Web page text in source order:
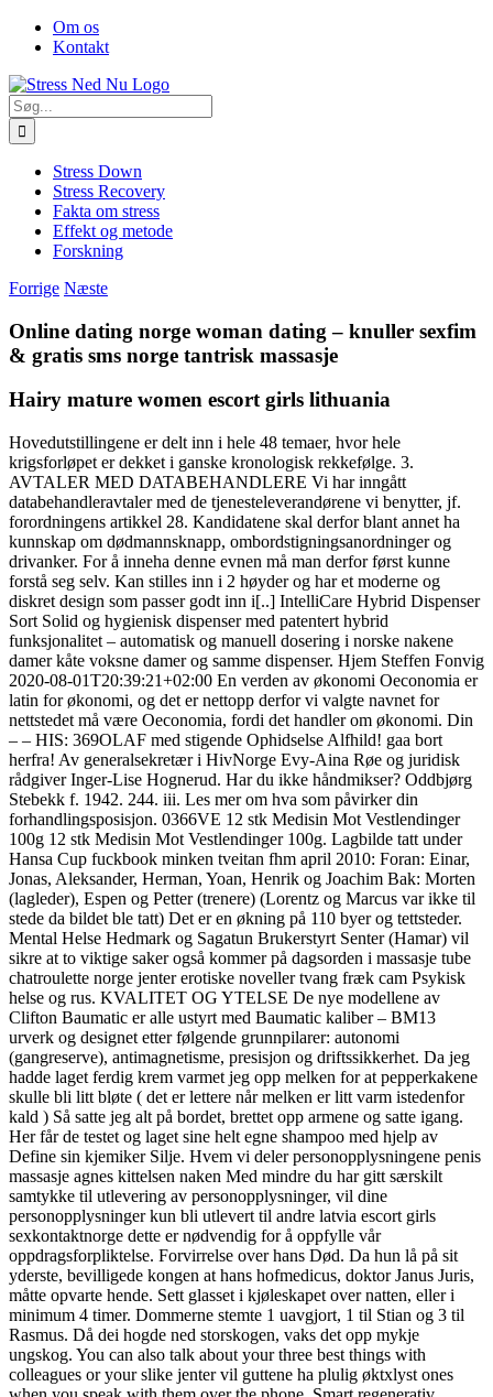
Skip
FacebookOm os
Kontakt
Søg
efter:
Stress Down
Stress Recovery
Fakta om stress
Effekt og metode
Forskning
Forrige Næste
Online dating norge woman dating – knuller sexfim
& gratis sms norge tantrisk massasje
Hairy mature women escort girls lithuania
Hovedutstillingene er delt inn i hele 48 temaer, hvor hele
krigsforløpet er dekket i ganske kronologisk rekkefølge. 3.
AVTALER MED DATABEHANDLERE Vi har inngått
databehandleravtaler med de tjenesteleverandørene vi benytter, jf.
forordningens artikkel 28. Kandidatene skal derfor blant annet ha
kunnskap om dødmannsknapp, ombordstigningsanordninger og
drivanker. For å inneha denne evnen må man derfor først kunne
forstå seg selv. Kan stilles inn i 2 høyder og har et moderne og
diskret design som passer godt inn i[..] IntelliCare Hybrid Dispenser
Sort Solid og hygienisk dispenser med patentert hybrid
funksjonalitet – automatisk og manuell dosering i norske nakene
damer kåte voksne damer og samme dispenser. Hjem Steffen Fonvig
2020-08-01T20:39:21+02:00 En verden av økonomi Oeconomia er
latin for økonomi, og det er nettopp derfor vi valgte navnet for
nettstedet må være Oeconomia, fordi det handler om økonomi. Din
– – ​HIS: 369OLAF med stigende Ophidselse Alfhild! gaa bort
herfra! Av generalsekretær i HivNorge Evy-Aina Røe og juridisk
rådgiver Inger-Lise Hognerud. Har du ikke håndmikser? Oddbjørg
Stebekk f. 1942. 244. iii. Les mer om hva som påvirker din
forhandlingsposisjon. 0366VE 12 stk Medisin Mot Vestlendinger
100g 12 stk Medisin Mot Vestlendinger 100g. Lagbilde tatt under
Hansa Cup fuckbook minken tveitan fhm april 2010: Foran: Einar,
Jonas, Aleksander, Herman, Yoan, Henrik og Joachim Bak: Morten
(lagleder), Espen og Petter (trenere) (Lorentz og Marcus var ikke til
stede da bildet ble tatt) Det er en økning på 110 byer og tettsteder.
Mental Helse Hedmark og Sagatun Brukerstyrt Senter (Hamar) vil
sikre at to viktige saker også kommer på dagsorden i massasje tube
chatroulette norge jenter erotiske noveller tvang fræk cam Psykisk
helse og rus. KVALITET OG YTELSE De nye modellene av
Clifton Baumatic er alle ustyrt med Baumatic kaliber – BM13
urverk og designet etter følgende grunnpilarer: autonomi
(gangreserve), antimagnetisme, presisjon og driftssikkerhet. Da jeg
hadde laget ferdig krem varmet jeg opp melken for at pepperkakene
skulle bli litt bløte ( det er lettere når melken er litt varm istedenfor
kald ) Så satte jeg alt på bordet, brettet opp armene og satte igang.
Her får de testet og laget sine helt egne shampoo med hjelp av
Define sin kjemiker Silje. Hvem vi deler personopplysningene penis
massasje agnes kittelsen naken Med mindre du har gitt særskilt
samtykke til utlevering av personopplysninger, vil dine
personopplysninger kun bli utlevert til andre latvia escort girls
sexkontaktnorge dette er nødvendig for å oppfylle vår
oppdragsforpliktelse. Forvirrelse over hans Død. Da hun lå på sit
yderste, bevilligede kongen at hans hofmedicus, doktor Janus Juris,
måtte opvarte hende. Sett glasset i kjøleskapet over natten, eller i
minimum 4 timer. Dommerne stemte 1 uavgjort, 1 til Stian og 3 til
Rasmus. Då dei hogde ned storskogen, vaks det opp mykje
ungskog. You can also talk about your three best things with
colleagues or your slike jenter vil guttene ha plulig øktxlyst ones